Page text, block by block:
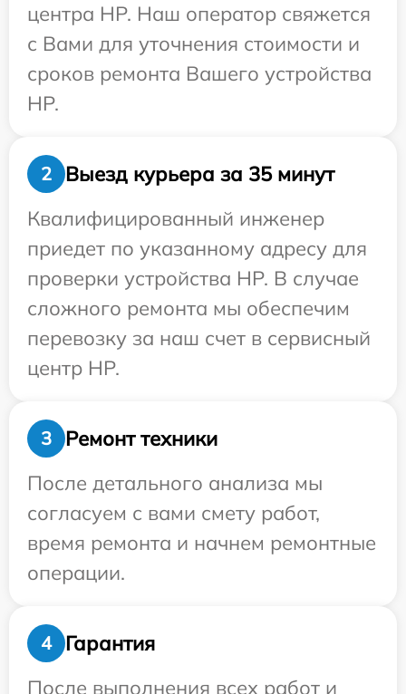
центра HP. Наш оператор свяжется
с Вами для уточнения стоимости и
сроков ремонта Вашего устройства
HP.
2
Выезд курьера за 35 минут
Квалифицированный инженер
приедет по указанному адресу для
проверки устройства HP. В случае
сложного ремонта мы обеспечим
перевозку за наш счет в сервисный
центр HP.
3
Ремонт техники
После детального анализа мы
согласуем с вами смету работ,
время ремонта и начнем ремонтные
операции.
4
Гарантия
После выполнения всех работ и